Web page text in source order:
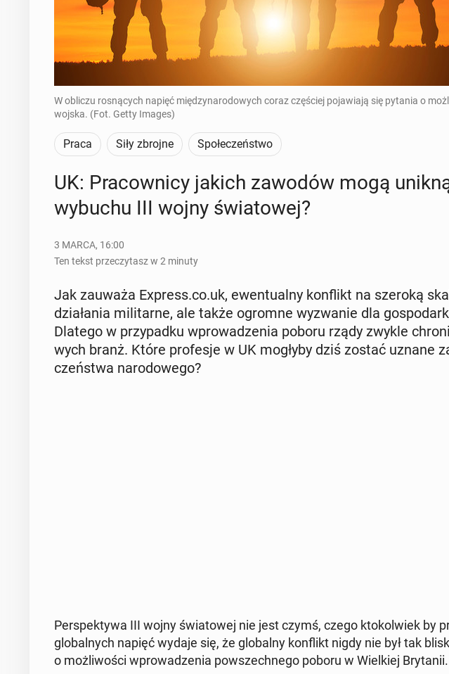
W obliczu rosnących napięć międzynarodowych coraz częściej pojawiają się pytania o
wojska. (Fot. Getty Images)
Praca Siły zbrojne Społeczeństwo
UK: Pra­cow­ni­cy jakich zawodów mogą
wybuchu III wojny świa­to­wej?
3 MARCA, 16:00
Ten tekst przeczytasz w 2 minuty
Jak zauważa Express.co.uk, ewen­tu­al­ny kon­flikt na szeroką
dzia­ła­nia mi­li­tar­ne, ale także ogromne wy­zwa­nie dla
Dlatego w przy­pad­ku wpro­wa­dze­nia poboru rządy zwykle
wych branż. Które pro­fe­sje w UK mogłyby dziś zostać uznane
czeń­stwa na­ro­do­we­go?
Per­spek­ty­wa III wojny świa­to­wej nie jest czymś, czego kto­kol­wiek by
glo­bal­nych napięć wydaje się, że glo­bal­ny kon­flikt nigdy nie był tak
o moż­li­wo­ści wpro­wa­dze­nia po­wszech­ne­go poboru w Wiel­kiej Bry­ta­nii.